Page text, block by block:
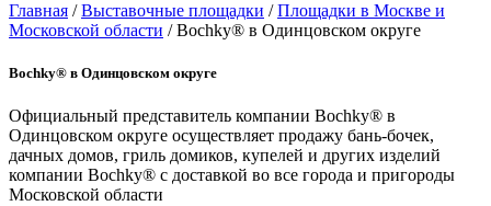
Главная /Выставочные площадки /Площадки в Москве и
Московской области / Bochky® в Одинцовском округе
Bochky® в Одинцовском округе
Официальный представитель компании Boсhky® в
Одинцовском округе осуществляет продажу бань-бочек,
дачных домов, гриль домиков, купелей и других изделий
компании Bochky® с доставкой во все города и пригороды
Московской области